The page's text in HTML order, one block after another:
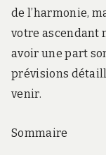
de l’harmonie,
votre ascendant
avoir une part
prévisions
venir.
Sommaire